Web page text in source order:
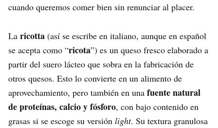
cuando queremos comer bien sin renunciar al placer.
La ricotta (así se escribe en italiano, aunque en español
se acepta como “ricota”) es un queso fresco elaborado a
partir del suero lácteo que sobra en la fabricación de
otros quesos. Esto lo convierte en un alimento de
aprovechamiento, pero también en una fuente natural
de proteínas, calcio y fósforo, con bajo contenido en
grasas si se escoge su versión light. Su textura granulosa